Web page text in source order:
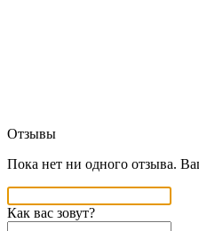
Отзывы
Пока нет ни одного отзыва.
Как вас зовут?